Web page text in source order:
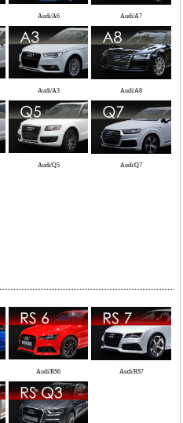
Audi/A6 Audi/A7
Audi/A3 Audi/A8
Audi/Q5 Audi/Q7
Audi/RS6 Audi/RS7